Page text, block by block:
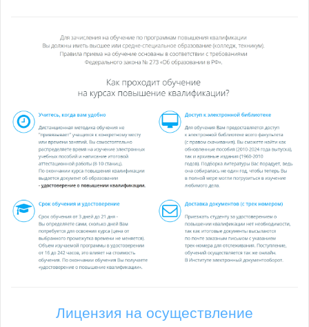
Лицензия на осуществление